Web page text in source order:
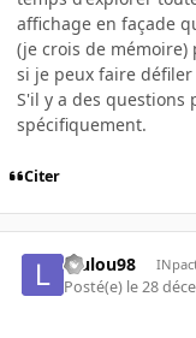
affichage en façade
(je crois de
si je peux faire
S'il y a des questions
spécifiquement.
Citer
loulou98
Posté(e) le 28